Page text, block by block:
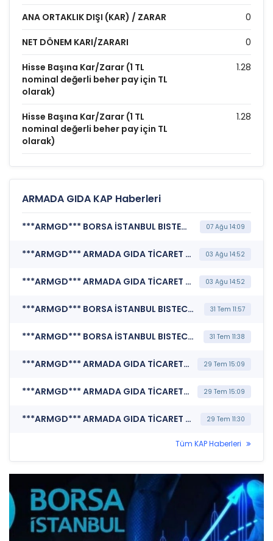
ANA ORTAKLIK DIŞI (KAR) / ZARAR 0
NET DÖNEM KARI/ZARARI 0
Hisse Başına Kar/Zarar (1 TL
nominal değerli beher pay için TL
olarak)
1.28
Hisse Başına Kar/Zarar (1 TL
nominal değerli beher pay için TL
olarak)
1.28
ARMADA GIDA KAP Haberleri
***ARMGD*** BORSA İSTANBUL BISTECH DEVRE KESİCİ UYGULAMASI (Pay Bazında Devre Kesici Bildirimi) 07 Ağu 14:09
***ARMGD*** ARMADA GIDA TİCARET SANAYİ A.Ş. (Şirket Genel Bilgi Formu) 03 Ağu 14:52
***ARMGD*** ARMADA GIDA TİCARET SANAYİ A.Ş. (Özel Durum Açıklaması (Genel)) 03 Ağu 14:52
***ARMGD*** BORSA İSTANBUL BISTECH DEVRE KESİCİ UYGULAMASI (Pay Bazında Devre Kesici Bildirimi) 31 Tem 11:57
***ARMGD*** BORSA İSTANBUL BISTECH DEVRE KESİCİ UYGULAMASI (Pay Bazında Devre Kesici Bildirimi) 31 Tem 11:38
***ARMGD*** ARMADA GIDA TİCARET SANAYİ A.Ş. (Finansal Duran Varlık Edinimi) 29 Tem 15:09
***ARMGD*** ARMADA GIDA TİCARET SANAYİ A.Ş. (Finansal Duran Varlık Edinimi) 29 Tem 15:09
***ARMGD*** ARMADA GIDA TİCARET SANAYİ A.Ş. (Özel Durum Açıklaması (Genel)) 29 Tem 11:30
Tüm KAP Haberleri